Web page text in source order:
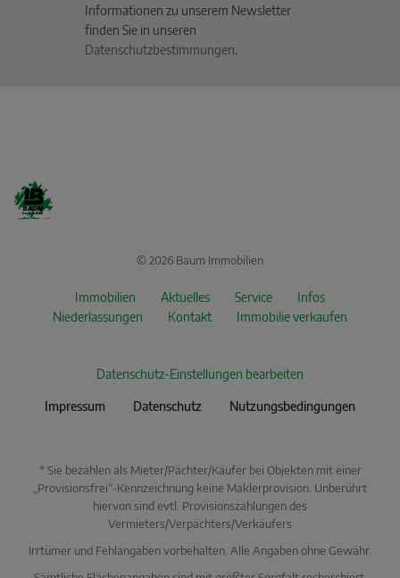
Informationen zu unserem Newsletter
finden Sie in unseren
Datenschutzbestimmungen.
© 2026 Baum Immobilien
Immobilien Aktuelles Service
Infos
Niederlassungen
Kontakt Immobilie verkaufen
Datenschutz-Einstellungen bearbeiten
Impressum Datenschutz Nutzungsbedingungen
* Sie bezahlen als Mieter/Pächter/Käufer bei Objekten mit einer
„Provisionsfrei“-Kennzeichnung keine Maklerprovision. Unberührt
hiervon sind evtl. Provisionszahlungen des
Vermieters/Verpächters/Verkäufers
Irrtümer und Fehlangaben vorbehalten. Alle Angaben ohne Gewähr.